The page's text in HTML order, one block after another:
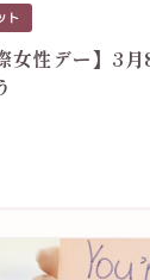
ト
女性デー】3